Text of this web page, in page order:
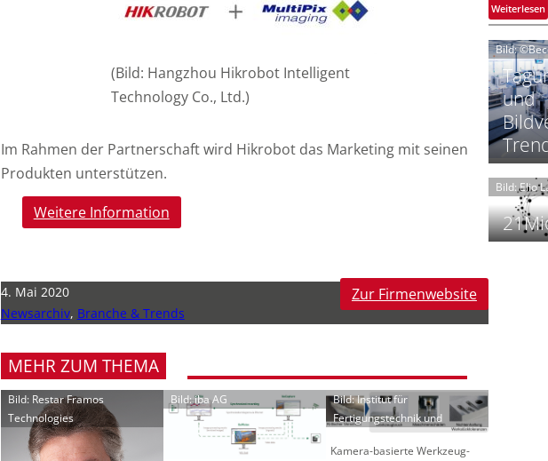
(Bild: Hangzhou Hikrobot Intelligent
Technology Co., Ltd.)
Im Rahmen der Partnerschaft wird Hikrobot das Marketing mit seinen
Produkten unterstützen.
Weitere Information
4. Mai 2020
Newsarchiv, Branche & Trends
Zur Firmenwebsite
MEHR ZUM THEMA
Bild: Restar Framos
Technologies
Bild: iba AG
Bild: Institut für
Fertigungstechnik und
Kamera-basierte Werkzeug-
N
s
‘
i
i
t
v
t
z
r
r
Weiterlesen:
s
t
r
r
s
Bild:
und
Bild: Elio